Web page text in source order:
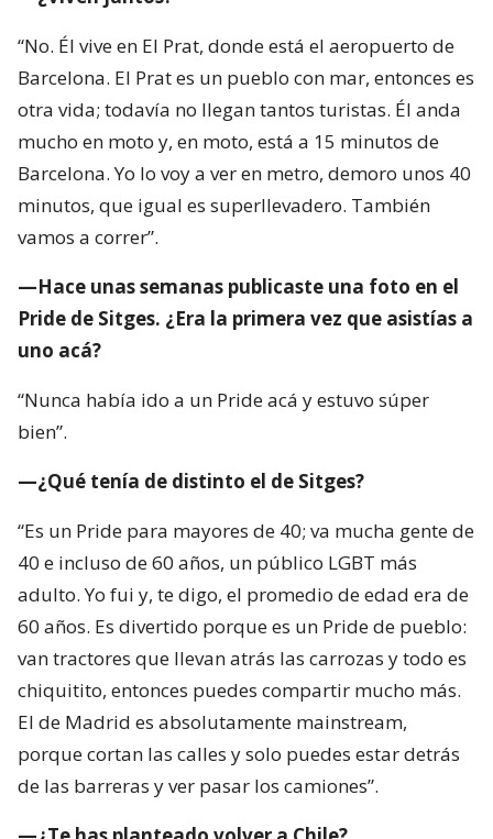
Barcelona. Yo lo voy a ver en metro, demoro unos 40
minutos, que igual es superllevadero. También
vamos a correr”.
—Hace unas semanas publicaste una foto en el
Pride de Sitges. ¿Era la primera vez que asistías a
“Nunca había ido a un Pride acá y estuvo súper
bien”.
—¿Qué tenía de distinto el de Sitges?
40 e incluso de 60 años, un público LGBT más
adulto. Yo fui y, te digo, el promedio de edad era de
60 años. Es divertido porque es un Pride de pueblo:
van tractores que llevan atrás las carrozas y todo es
chiquitito, entonces puedes compartir mucho más.
El de Madrid es absolutamente mainstream,
porque cortan las calles y solo puedes estar detrás
de las barreras y ver pasar los camiones”.
—¿Te has planteado volver a Chile?
“Estoy en un momento de bastantes dudas. Si no
fuese por mi novio, me volvería sin pensarlo y lo
haría ahora, cuando termine agosto. Pero tengo
novio y estoy en esa disyuntiva”.